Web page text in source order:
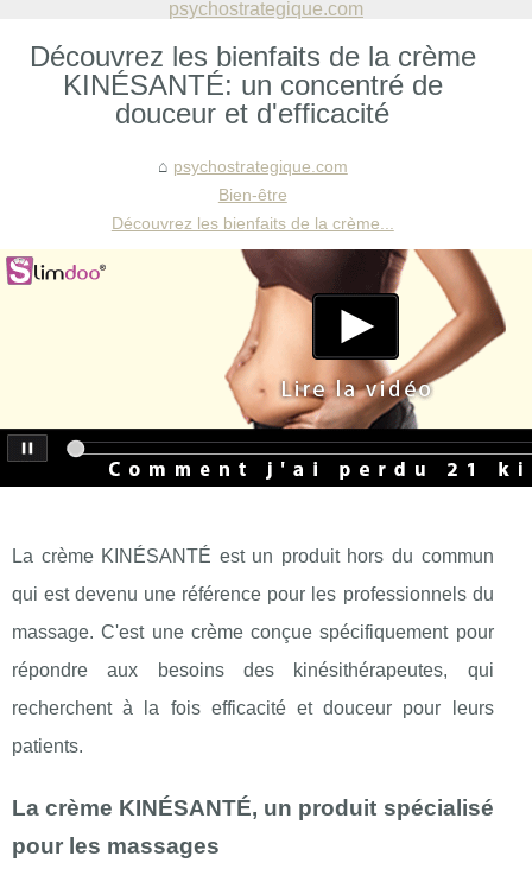
Découvrez les bienfaits de la crème
KINÉSANTÉ: un concentré de
douceur et d'efficacité
psychostrategique.com
Bien-être
Découvrez les bienfaits de la crème...
La crème KINÉSANTÉ est un produit hors du commun
qui est devenu une référence pour les professionnels du
massage. C'est une crème conçue spécifiquement pour
répondre aux besoins des kinésithérapeutes, qui
recherchent à la fois efficacité et douceur pour leurs
patients.
La crème KINÉSANTÉ, un produit spécialisé
pour les massages
psychostrategique.com